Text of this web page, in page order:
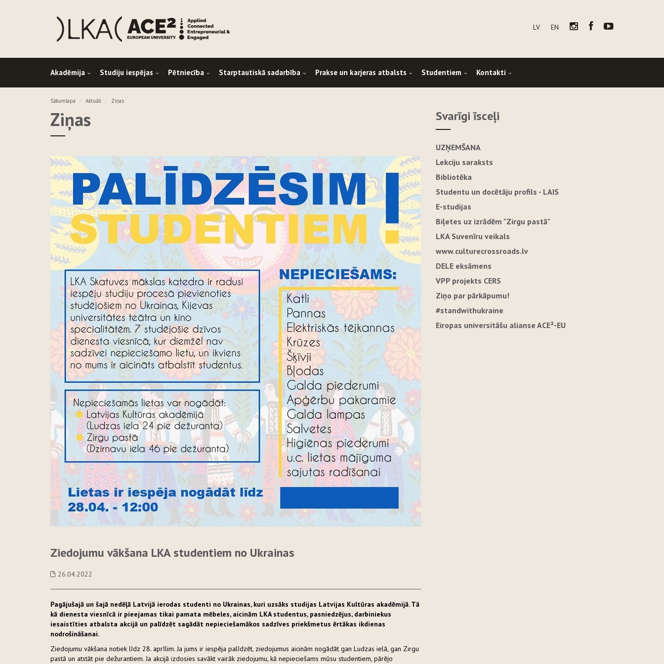
LV EN
Akadēmija Studiju iespējas Pētniecība Starptautiskā sadarbība Prakse un karjeras atbalsts Studentiem Kontakti
Sākumlapa Aktuāli Ziņas
Ziņas
Ziedojumu vākšana LKA studentiem no Ukrainas
26.04.2022
Pagājušajā un šajā nedēļā Latvijā ierodas studenti no Ukrainas, kuri uzsāks studijas Latvijas Kultūras akadēmijā. Tā
kā dienesta viesnīcā ir pieejamas tikai pamata mēbeles, aicinām LKA studentus, pasniedzējus, darbiniekus
iesaistīties atbalsta akcijā un palīdzēt sagādāt nepieciešamākos sadzīves priekšmetus ērtākas ikdienas
nodrošināšanai.
Ziedojumu vākšana notiek līdz 28. aprīlim. Ja jums ir iespēja palīdzēt, ziedojumus aicinām nogādāt gan Ludzas ielā, gan Zirgu
pastā un atstāt pie dežurantiem. Ja akcijā izdosies savākt vairāk ziedojumu, kā nepieciešams mūsu studentiem, pārējo
Svarīgi īsceļi
UZŅEMŠANA
Lekciju saraksts
Bibliotēka
Studentu un docētāju profils - LAIS
E-studijas
Biļetes uz izrādēm "Zirgu pastā"
LKA Suvenīru veikals
www.culturecrossroads.lv
DELE eksāmens
VPP projekts CERS
Ziņo par pārkāpumu!
#standwithukraine
Eiropas universitāšu alianse ACE²-EU